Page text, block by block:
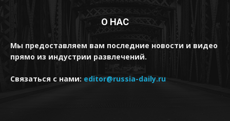
О НАС
Мы предоставляем вам последние новости и видео
прямо из индустрии развлечений.
Связаться с нами: editor@russia-daily.ru